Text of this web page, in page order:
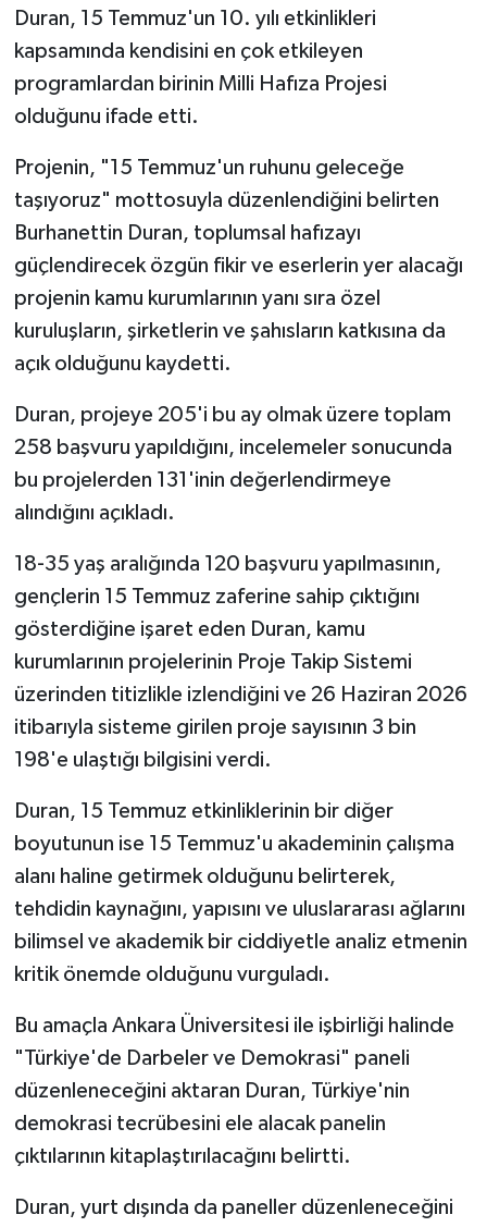
Duran, 15 Temmuz'un 10. yılı etkinlikleri
kapsamında kendisini en çok etkileyen
programlardan birinin Milli Hafıza Projesi
olduğunu ifade etti.
Projenin, "15 Temmuz'un ruhunu geleceğe
taşıyoruz" mottosuyla düzenlendiğini belirten
Burhanettin Duran, toplumsal hafızayı
güçlendirecek özgün fikir ve eserlerin yer alacağı
projenin kamu kurumlarının yanı sıra özel
kuruluşların, şirketlerin ve şahısların katkısına da
açık olduğunu kaydetti.
Duran, projeye 205'i bu ay olmak üzere toplam
258 başvuru yapıldığını, incelemeler sonucunda
bu projelerden 131'inin değerlendirmeye
alındığını açıkladı.
18-35 yaş aralığında 120 başvuru yapılmasının,
gençlerin 15 Temmuz zaferine sahip çıktığını
gösterdiğine işaret eden Duran, kamu
kurumlarının projelerinin Proje Takip Sistemi
üzerinden titizlikle izlendiğini ve 26 Haziran 2026
itibarıyla sisteme girilen proje sayısının 3 bin
198'e ulaştığı bilgisini verdi.
Duran, 15 Temmuz etkinliklerinin bir diğer
boyutunun ise 15 Temmuz'u akademinin çalışma
alanı haline getirmek olduğunu belirterek,
tehdidin kaynağını, yapısını ve uluslararası ağlarını
bilimsel ve akademik bir ciddiyetle analiz etmenin
kritik önemde olduğunu vurguladı.
Bu amaçla Ankara Üniversitesi ile işbirliği halinde
"Türkiye'de Darbeler ve Demokrasi" paneli
düzenleneceğini aktaran Duran, Türkiye'nin
demokrasi tecrübesini ele alacak panelin
çıktılarının kitaplaştırılacağını belirtti.
Duran, yurt dışında da paneller düzenleneceğini